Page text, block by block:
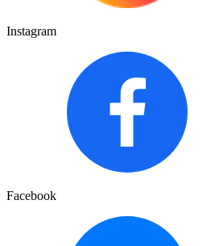
Instagram
Facebook